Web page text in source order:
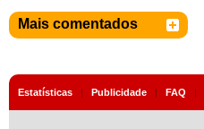
Mais comentados
Estatísticas | Publicidade | FAQ |